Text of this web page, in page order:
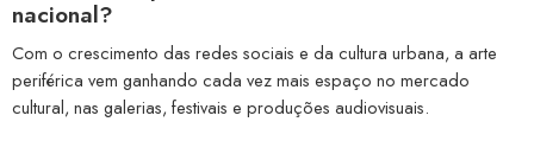
nacional?
Com o crescimento das redes sociais e da cultura urbana, a arte
periférica vem ganhando cada vez mais espaço no mercado
cultural, nas galerias, festivais e produções audiovisuais.